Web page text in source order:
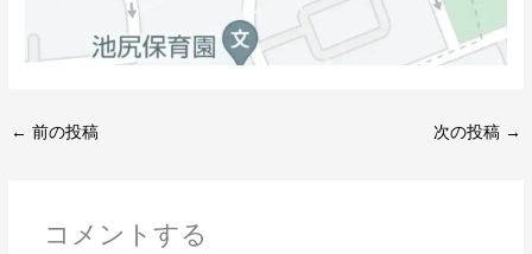
← 前の投稿 次の投稿 →
コメントする